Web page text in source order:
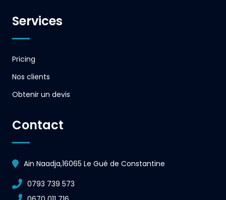
Services
Pricing
Nos clients
Obtenir un devis
Contact
Ain Naadja,16065 Le Gué de Constantine
0793 739 573